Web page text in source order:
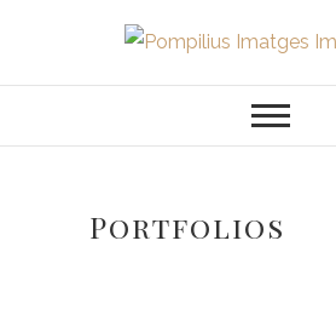
contenido
Portfolios